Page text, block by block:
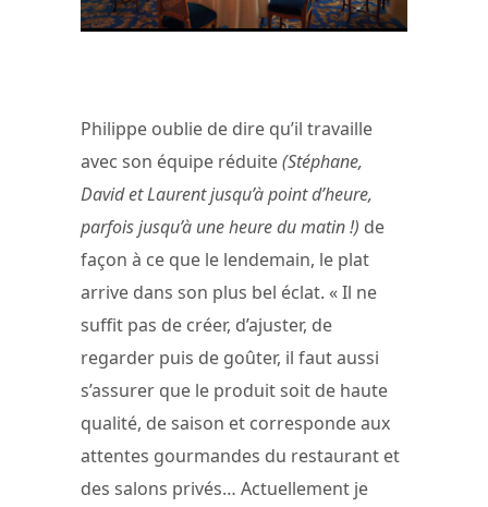
Philippe oublie de dire qu’il travaille
avec son équipe réduite(Stéphane,
David et Laurent jusqu’à point d’heure,
parfois jusqu’à une heure du matin !) de
façon à ce que le lendemain, le plat
arrive dans son plus bel éclat. « Il ne
suffit pas de créer, d’ajuster, de
regarder puis de goûter, il faut aussi
s’assurer que le produit soit de haute
qualité, de saison et corresponde aux
attentes gourmandes du restaurant et
des salons privés… Actuellement je